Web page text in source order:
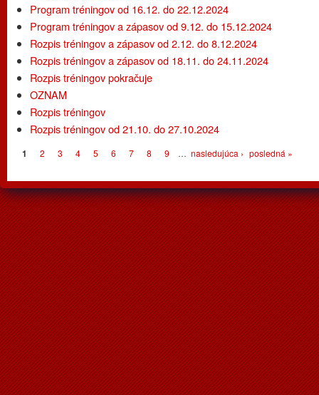
Program tréningov od 16.12. do 22.12.2024
Program tréningov a zápasov od 9.12. do 15.12.2024
Rozpis tréningov a zápasov od 2.12. do 8.12.2024
Rozpis tréningov a zápasov od 18.11. do 24.11.2024
Rozpis tréningov pokračuje
OZNAM
Rozpis tréningov
Rozpis tréningov od 21.10. do 27.10.2024
Stránky
1 2 3 4 5 6 7 8 9 … nasledujúca › posledná »